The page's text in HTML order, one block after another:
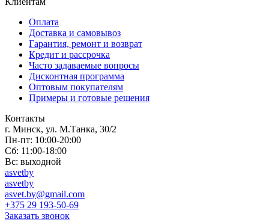
Оплата
Доставка и самовывоз
Гарантия, ремонт и возврат
Кредит и рассрочка
Часто задаваемые вопросы
Дисконтная программа
Оптовым покупателям
Примеры и готовые решения
Контакты
г. Минск, ул. М.Танка, 30/2
Пн-пт: 10:00-20:00
Сб: 11:00-18:00
Вс: выходной
asvetby
asvetby
asvet.by@gmail.com
+375 29 193-50-69
Заказать звонок